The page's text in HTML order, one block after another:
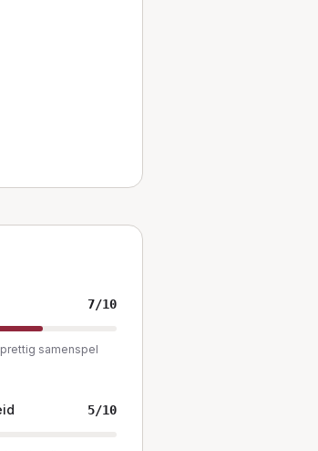
7/10
samenspel
5/10